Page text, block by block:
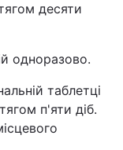
десяти
одноразово.
таблетці
п'яти діб.